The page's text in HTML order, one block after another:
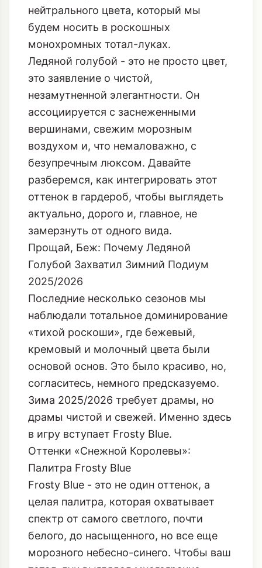
нейтрального цвета, который мы
будем носить в роскошных
монохромных тотал-луках.
Ледяной голубой - это не просто цвет,
это заявление о чистой,
незамутненной элегантности. Он
ассоциируется с заснеженными
вершинами, свежим морозным
воздухом и, что немаловажно, с
безупречным люксом. Давайте
разберемся, как интегрировать этот
оттенок в гардероб, чтобы выглядеть
актуально, дорого и, главное, не
замерзнуть от одного вида.
Прощай, Беж: Почему Ледяной
Голубой Захватил Зимний Подиум
2025/2026
Последние несколько сезонов мы
наблюдали тотальное доминирование
«тихой роскоши», где бежевый,
кремовый и молочный цвета были
основой основ. Это было красиво, но,
согласитесь, немного предсказуемо.
Зима 2025/2026 требует драмы, но
драмы чистой и свежей. Именно здесь
в игру вступает Frosty Blue.
Оттенки «Снежной Королевы»:
Палитра Frosty Blue
Frosty Blue - это не один оттенок, а
целая палитра, которая охватывает
спектр от самого светлого, почти
белого, до насыщенного, но все еще
морозного небесно-синего. Чтобы ваш